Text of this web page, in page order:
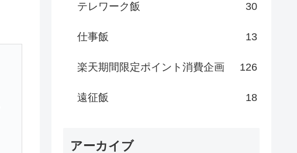
テレワーク飯 30
仕事飯 13
楽天期間限定ポイント消費企画 126
遠征飯 18
アーカイブ